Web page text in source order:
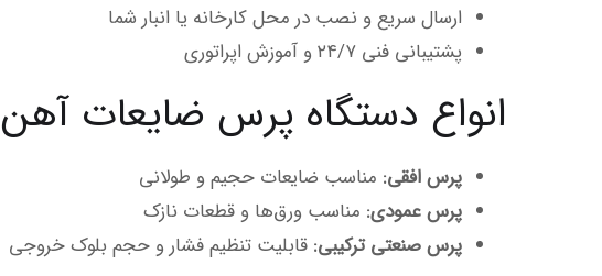
ارسال سریع و نصب در محل کارخانه یا انبار شما
پشتیبانی فنی ۲۴/۷ و آموزش اپراتوری
انواع دستگاه پرس ضایعات آهن
پرس افقی: مناسب ضایعات حجیم و طولانی
پرس عمودی: مناسب ورق‌ها و قطعات نازک
پرس صنعتی ترکیبی: قابلیت تنظیم فشار و حجم بلوک خروجی